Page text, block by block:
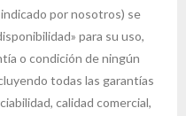
por nosotros) se
para su uso,
o condición de ningún
todas las garantías
calidad comercial,